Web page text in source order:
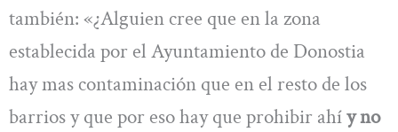
también: «¿Alguien cree que en la zona
establecida por el Ayuntamiento de Donostia
hay mas contaminación que en el resto de los
barrios y que por eso hay que prohibir ahíy no